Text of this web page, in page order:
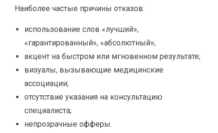
Наиболее частые причины отказов:
использование слов «лучший»,
«гарантированный», «абсолютный»;
акцент на быстром или мгновенном результате;
визуалы, вызывающие медицинские
ассоциации;
отсутствие указания на консультацию
специалиста;
непрозрачные офферы.